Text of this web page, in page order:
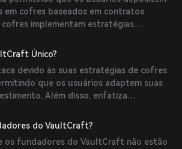
em cofres baseados em contratos
cofres implementam estratégias
maximizar os retornos, como yield
ou fornecimento de liquidez. Os
ou personalizar estratégias com
ao risco e objetivos de investimento.
Único?
devido às suas estratégias de cofres
que os usuários adaptem suas
Além disso, enfatiza
por meio de contratos
e oferece uma interface amigável
do VaultCraft?
os fundadores do VaultCraft não estão